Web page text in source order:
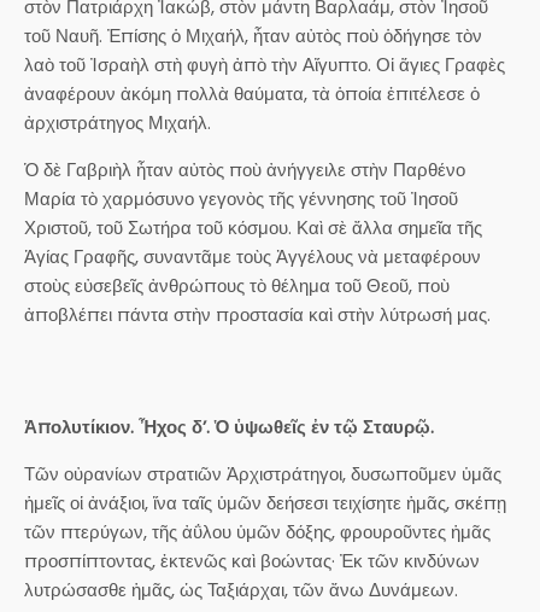
στὸν Πατριάρχη Ἰακώβ, στὸν μάντη Βαρλαάμ, στὸν Ἰησοῦ
τοῦ Ναυῆ. Ἐπίσης ὁ Μιχαήλ, ἦταν αὐτὸς ποὺ ὁδήγησε τὸν
λαὸ τοῦ Ἰσραὴλ στὴ φυγὴ ἀπὸ τὴν Αἴγυπτο. Οἱ ἅγιες Γραφὲς
ἀναφέρουν ἀκόμη πολλὰ θαύματα, τὰ ὁποία ἐπιτέλεσε ὁ
ἀρχιστράτηγος Μιχαήλ.
Ὁ δὲ Γαβριὴλ ἦταν αὐτὸς ποὺ ἀνήγγειλε στὴν Παρθένο
Μαρία τὸ χαρμόσυνο γεγονὸς τῆς γέννησης τοῦ Ἰησοῦ
Χριστοῦ, τοῦ Σωτήρα τοῦ κόσμου. Καὶ σὲ ἄλλα σημεῖα τῆς
Ἁγίας Γραφῆς, συναντᾶμε τοὺς Ἀγγέλους νὰ μεταφέρουν
στοὺς εὐσεβεῖς ἀνθρώπους τὸ θέλημα τοῦ Θεοῦ, ποὺ
ἀποβλέπει πάντα στὴν προστασία καὶ στὴν λύτρωσή μας.
Ἀπολυτίκιον. Ἦχος δ’. Ὁ ὑψωθεῖς ἐν τῷ Σταυρῷ.
Τῶν οὐρανίων στρατιῶν Ἀρχιστράτηγοι, δυσωποῦμεν ὑμᾶς
ἡμεῖς οἱ ἀνάξιοι, ἵνα ταῖς ὑμῶν δεήσεσι τειχίσητε ἡμᾶς, σκέπῃ
τῶν πτερύγων, τῆς ἀΰλου ὑμῶν δόξης, φρουροῦντες ἡμᾶς
προσπίπτοντας, ἐκτενῶς καὶ βοώντας· Ἐκ τῶν κινδύνων
λυτρώσασθε ἡμᾶς, ὡς Ταξιάρχαι, τῶν ἄνω Δυνάμεων.